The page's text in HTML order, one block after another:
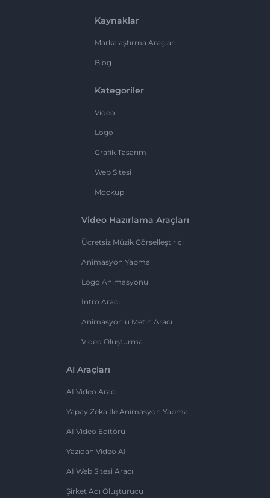
Kaynaklar
Markalaştırma Araçları
Blog
Kategoriler
Video
Logo
Grafik Tasarım
Web Sitesi
Mockup
Video Hazırlama Araçları
Ücretsiz Müzik Görselleştirici
Animasyon Yapma
Logo Animasyonu
İntro Aracı
Animasyonlu Metin Aracı
Video Oluşturma
AI Araçları
AI Video Aracı
Yapay Zeka Ile Animasyon Yapma
AI Video Editörü
Yazıdan Video AI
AI Web Sitesi Aracı
Şirket Adı Oluşturucu